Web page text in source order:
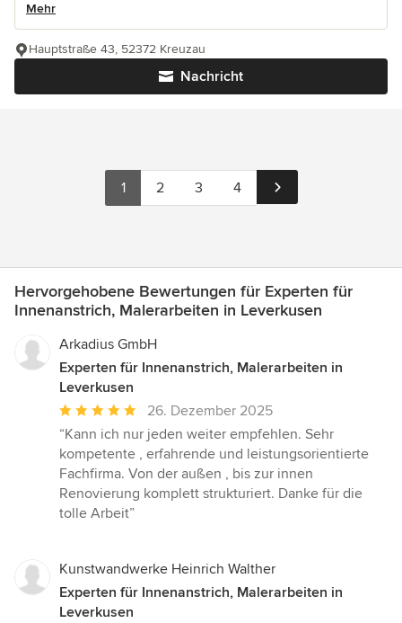
Mehr
Nachricht
Hauptstraße 43, 52372 Kreuzau
1 2 3 4
Hervorgehobene Bewertungen für Experten für
Innenanstrich, Malerarbeiten in Leverkusen
Arkadius GmbH
Experten für Innenanstrich, Malerarbeiten in
Leverkusen
Durchschnittliche
Bewertung:
5
von
5
Sternen
26. Dezember 2025
“Kann ich nur jeden weiter empfehlen. Sehr
kompetente , erfahrende und leistungsorientierte
Fachfirma. Von der außen , bis zur innen
Renovierung komplett strukturiert. Danke für die
tolle Arbeit”
Kunstwandwerke Heinrich Walther
Experten für Innenanstrich, Malerarbeiten in
Leverkusen